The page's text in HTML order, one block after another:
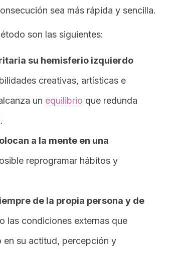
sea más rápida y sencilla.
son las siguientes:
su hemisferio izquierdo
creativas, artísticas e
un equilibrio que redunda
a la mente en una
reprogramar hábitos y
de la propia persona y de
las condiciones externas que
en su actitud, percepción y